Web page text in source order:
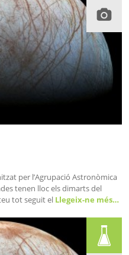
per l’Agrupació Astronòmica
tenen lloc els dimarts del
tot seguit el Llegeix-ne més…